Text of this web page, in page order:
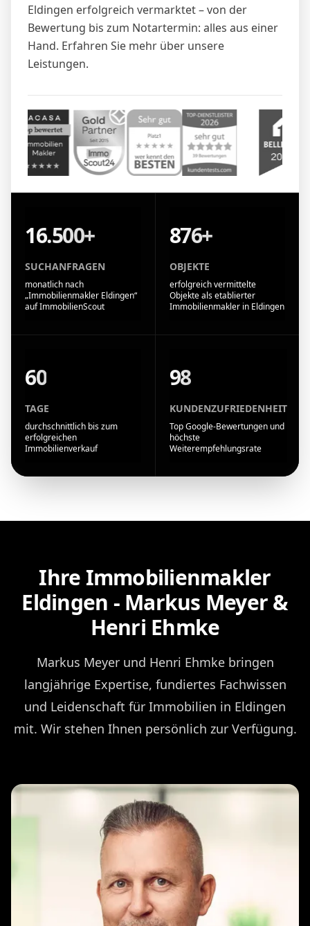
Eldingen erfolgreich vermarktet – von der
Bewertung bis zum Notartermin: alles aus einer
Hand. Erfahren Sie mehr über unsere
Leistungen.
16.500+
SUCHANFRAGEN
monatlich nach
„Immobilienmakler Eldingen“
auf ImmobilienScout
876+
OBJEKTE
erfolgreich vermittelte
Objekte als etablierter
Immobilienmakler in Eldingen
60
TAGE
durchschnittlich bis zum
erfolgreichen
Immobilienverkauf
98
KUNDENZUFRIEDENHEIT
Top Google-Bewertungen und
höchste
Weiterempfehlungsrate
Ihre Immobilienmakler
Eldingen - Markus Meyer &
Henri Ehmke
Markus Meyer und Henri Ehmke bringen
langjährige Expertise, fundiertes Fachwissen
und Leidenschaft für Immobilien in Eldingen
mit. Wir stehen Ihnen persönlich zur Verfügung.